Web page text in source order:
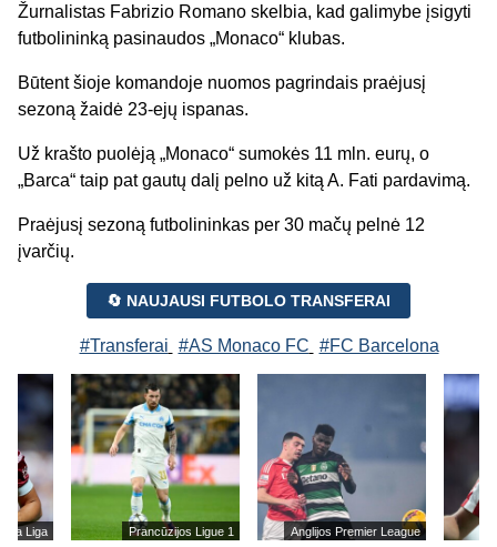
Žurnalistas Fabrizio Romano skelbia, kad galimybe įsigyti
futbolininką pasinaudos „Monaco“ klubas.
Būtent šioje komandoje nuomos pagrindais praėjusį
sezoną žaidė 23-ejų ispanas.
Už krašto puolėją „Monaco“ sumokės 11 mln. eurų, o
„Barca“ taip pat gautų dalį pelno už kitą A. Fati pardavimą.
Praėjusį sezoną futbolininkas per 30 mačų pelnė 12
įvarčių.
🔄 NAUJAUSI FUTBOLO TRANSFERAI
#Transferai #AS Monaco FC #FC Barcelona
La Liga Prancūzijos Ligue 1 Anglijos Premier League